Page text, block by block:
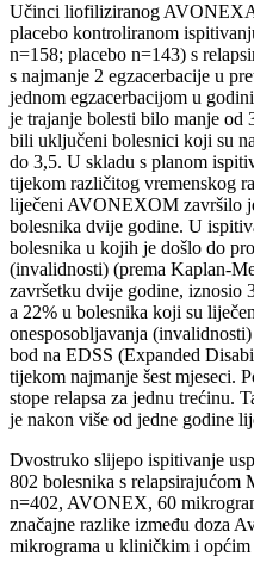
Učinci liofiliziranog
placebo kontroliranom
n=158; placebo n=143) s
s najmanje 2 egzacerbacije u
jednom egzacerbacijom u
je trajanje bolesti bilo manje
bili uključeni bolesnici koji su
do 3,5. U skladu s planom
tijekom različitog vremenskog
liječeni AVONEXOM završilo
bolesnika dvije godine. U
bolesnika u kojih je došlo do
(invalidnosti) (prema Kaplan-
završetku dvije godine, iznosio
a 22% u bolesnika koji su
onesposobljavanja
bod na EDSS (Expanded
tijekom najmanje šest mjeseci.
stope relapsa za jednu trećinu.
je nakon više od jedne godine
Dvostruko slijepo ispitivanje
802 bolesnika s
n=402, AVONEX, 60
značajne razlike između doza
mikrograma u kliničkim i